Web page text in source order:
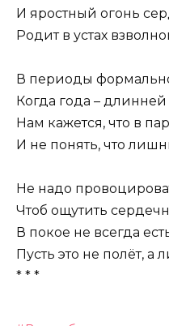
И яростный огонь
Родит в устах
В периоды
Когда года –
Нам кажется, что в
И не понять, что
Не надо
Чтоб ощутить
В покое не всегда
Пусть это не полёт, а
* * *